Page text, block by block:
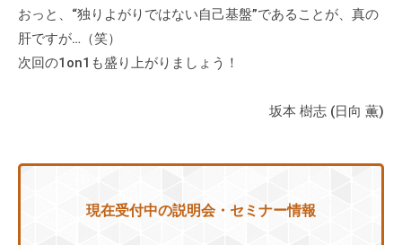
おっと、“独りよがりではない自己基盤”であることが、真の
肝ですが…（笑）
次回の1on1も盛り上がりましょう！
坂本 樹志 (日向 薫)
現在受付中の説明会・セミナー情報